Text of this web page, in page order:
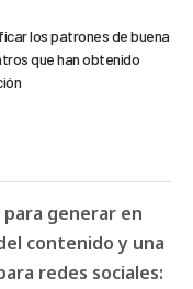
los patrones de buena
que han obtenido
generar en
contenido y una
redes sociales: